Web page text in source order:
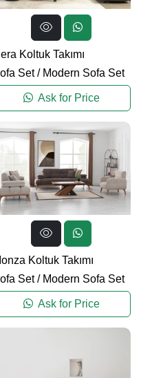
Koltuk Takımı
Set/ Modern Sofa Set
Ask for Price
Koltuk Takımı
Set/ Modern Sofa Set
Ask for Price